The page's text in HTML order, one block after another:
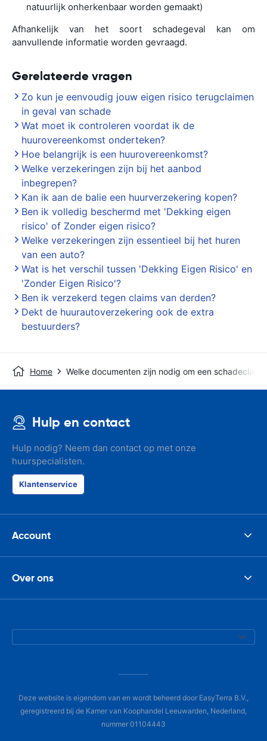
natuurlijk onherkenbaar worden gemaakt)
Afhankelijk van het soort schadegeval kan om
aanvullende informatie worden gevraagd.
Gerelateerde vragen
Zo kun je eenvoudig jouw eigen risico terugclaimen
in geval van schade
Wat moet ik controleren voordat ik de
huurovereenkomst onderteken?
Hoe belangrijk is een huurovereenkomst?
Welke verzekeringen zijn bij het aanbod
inbegrepen?
Kan ik aan de balie een huurverzekering kopen?
Ben ik volledig beschermd met 'Dekking eigen
risico' of Zonder eigen risico?
Welke verzekeringen zijn essentieel bij het huren
van een auto?
Wat is het verschil tussen 'Dekking Eigen Risico' en
'Zonder Eigen Risico'?
Ben ik verzekerd tegen claims van derden?
Dekt de huurautoverzekering ook de extra
bestuurders?
Home Welke documenten zijn nodig om een schadeclaim
Hulp en contact
Hulp nodig? Neem dan contact op met onze
huurspecialisten.
Klantenservice
Account
Over ons
Deze website is eigendom van en wordt beheerd door EasyTerra B.V.,
geregistreerd bij de Kamer van Koophandel Leeuwarden, Nederland,
nummer 01104443